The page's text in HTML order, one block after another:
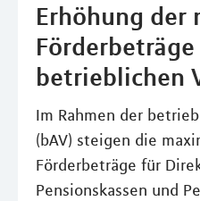
Erhöhung der
betrieblichen
Im Rahmen der
(bAV) steigen die
Förderbeträge für
Pensionskassen und